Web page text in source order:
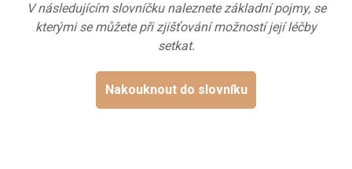
V následujícím slovníčku naleznete základní pojmy, se
kterými se můžete při zjišťování možností její léčby
setkat.
Nakouknout do slovníku